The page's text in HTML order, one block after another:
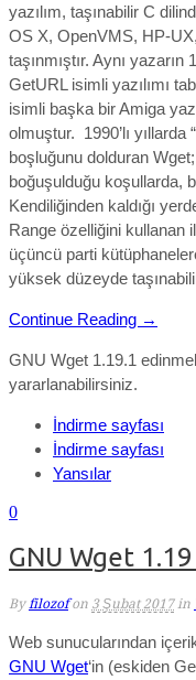
yazılım, taşınabilir C
OS X, OpenVMS, HP-
taşınmıştır. Aynı
GetURL isimli yazılımı
isimli başka bir Amiga
olmuştur. 1990’lı yıllarda
boşluğunu dolduran
boğuşulduğu koşullarda,
Kendiliğinden kaldığı
Range özelliğini kullanan
üçüncü parti
yüksek düzeyde
Continue Reading →
GNU Wget 1.19.1
yararlanabilirsiniz.
İndirme sayfası
İndirme sayfası
Yansılar
0
GNU Wget
By filozof on 3 Şubat 2017 in
Web sunucularından
GNU Wget‘in (eskiden